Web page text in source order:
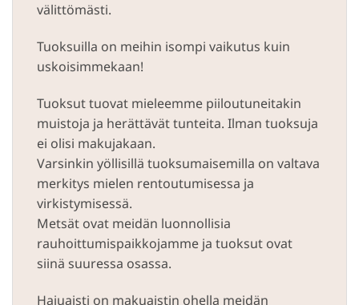
välittömästi.
Tuoksuilla on meihin isompi vaikutus kuin
uskoisimmekaan!
Tuoksut tuovat mieleemme piiloutuneitakin
muistoja ja herättävät tunteita. Ilman tuoksuja
ei olisi makujakaan.
Varsinkin yöllisillä tuoksumaisemilla on valtava
merkitys mielen rentoutumisessa ja
virkistymisessä.
Metsät ovat meidän luonnollisia
rauhoittumispaikkojamme ja tuoksut ovat
siinä suuressa osassa.
Hajuaisti on makuaistin ohella meidän